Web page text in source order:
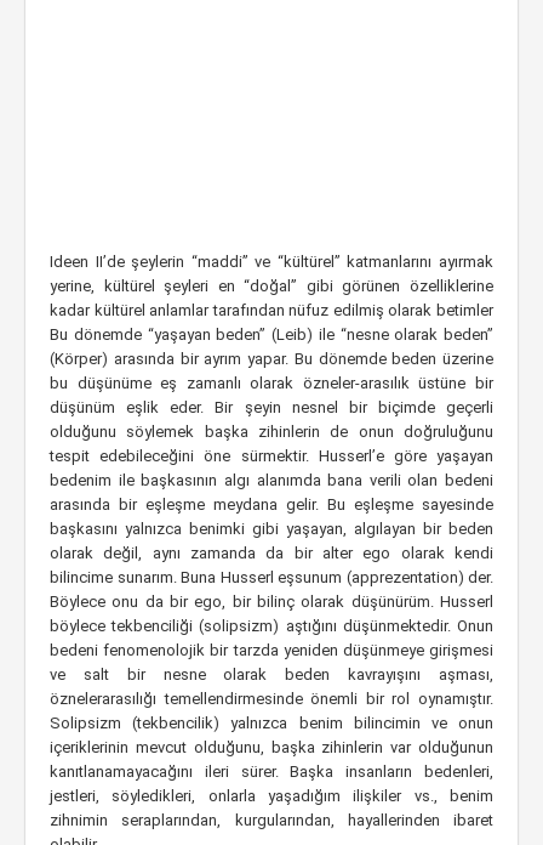
Ideen II’de şeylerin “maddi” ve “kültürel” katmanlarını ayırmak
yerine, kültürel şeyleri en “doğal” gibi görünen özelliklerine
kadar kültürel anlamlar tarafından nüfuz edilmiş olarak betimler
Bu dönemde “yaşayan beden” (Leib) ile “nesne olarak beden”
(Körper) arasında bir ayrım yapar. Bu dönemde beden üzerine
bu düşünüme eş zamanlı olarak özneler-arasılık üstüne bir
düşünüm eşlik eder. Bir şeyin nesnel bir biçimde geçerli
olduğunu söylemek başka zihinlerin de onun doğruluğunu
tespit edebileceğini öne sürmektir. Husserl’e göre yaşayan
bedenim ile başkasının algı alanımda bana verili olan bedeni
arasında bir eşleşme meydana gelir. Bu eşleşme sayesinde
başkasını yalnızca benimki gibi yaşayan, algılayan bir beden
olarak değil, aynı zamanda da bir alter ego olarak kendi
bilincime sunarım. Buna Husserl eşsunum (apprezentation) der.
Böylece onu da bir ego, bir bilinç olarak düşünürüm. Husserl
böylece tekbenciliği (solipsizm) aştığını düşünmektedir. Onun
bedeni fenomenolojik bir tarzda yeniden düşünmeye girişmesi
ve salt bir nesne olarak beden kavrayışını aşması,
öznelerarasılığı temellendirmesinde önemli bir rol oynamıştır.
Solipsizm (tekbencilik) yalnızca benim bilincimin ve onun
içeriklerinin mevcut olduğunu, başka zihinlerin var olduğunun
kanıtlanamayacağını ileri sürer. Başka insanların bedenleri,
jestleri, söyledikleri, onlarla yaşadığım ilişkiler vs., benim
zihnimin seraplarından, kurgularından, hayallerinden ibaret